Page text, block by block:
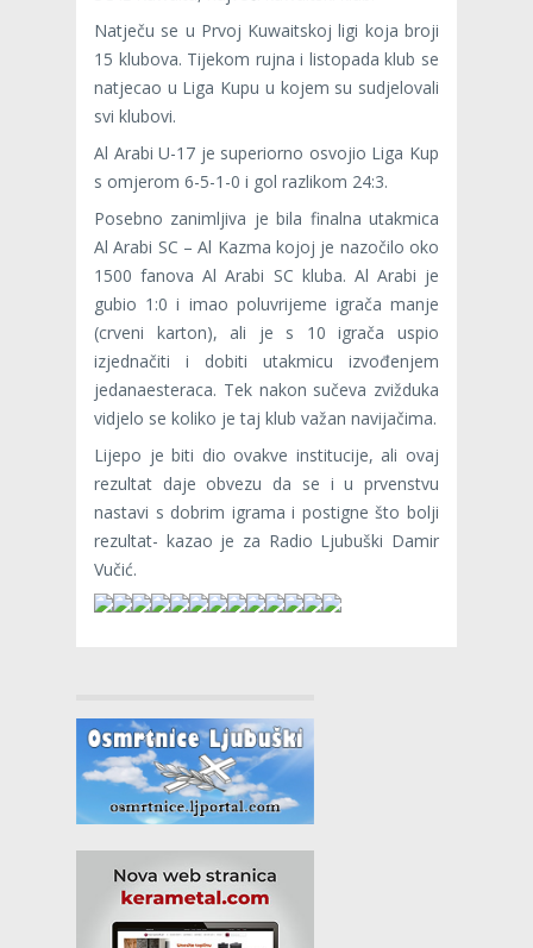
Natječu se u Prvoj Kuwaitskoj ligi koja broji
15 klubova. Tijekom rujna i listopada klub se
natjecao u Liga Kupu u kojem su sudjelovali
svi klubovi.
Al Arabi U-17 je superiorno osvojio Liga Kup
s omjerom 6-5-1-0 i gol razlikom 24:3.
Posebno zanimljiva je bila finalna utakmica
Al Arabi SC – Al Kazma kojoj je nazočilo oko
1500 fanova Al Arabi SC kluba. Al Arabi je
gubio 1:0 i imao poluvrijeme igrača manje
(crveni karton), ali je s 10 igrača uspio
izjednačiti i dobiti utakmicu izvođenjem
jedanaesteraca. Tek nakon sučeva zvižduka
vidjelo se koliko je taj klub važan navijačima.
Lijepo je biti dio ovakve institucije, ali ovaj
rezultat daje obvezu da se i u prvenstvu
nastavi s dobrim igrama i postigne što bolji
rezultat- kazao je za Radio Ljubuški Damir
Vučić.